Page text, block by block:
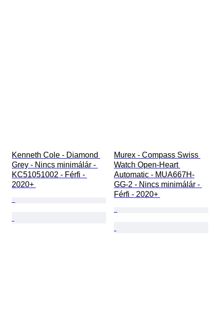
Kenneth Cole - Diamond
Grey - Nincs minimálár -
KC51051002 - Férfi -
2020+
Murex - Compass Swiss
Watch Open-Heart
Automatic - MUA667H-
GG-2 - Nincs minimálár -
Férfi - 2020+